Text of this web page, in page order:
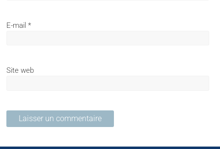
E-mail*
Site web